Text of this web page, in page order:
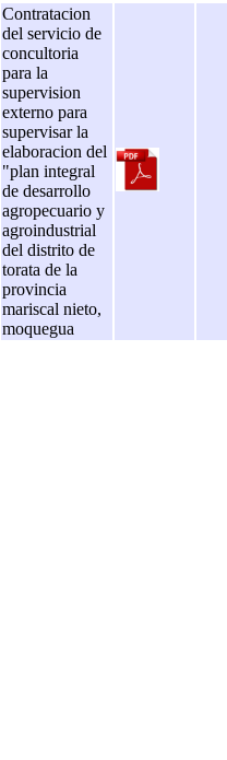
Contratacion
del servicio de
concultoria
para la
supervision
externo para
supervisar la
elaboracion del
"plan integral
de desarrollo
agropecuario y
agroindustrial
del distrito de
torata de la
provincia
mariscal nieto,
moquegua